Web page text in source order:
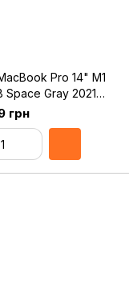
Pro 14" M1
Space Gray 2021
грн